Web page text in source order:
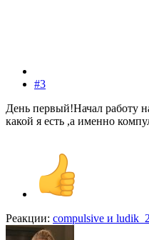
#3
День первый!Начал работу
какой я есть ,а именно
Реакции: compulsive и